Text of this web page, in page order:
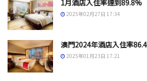
1月酒店入住率達到89.8%
2025年02月27日 17:34
澳門2024年酒店入住率
2025年01月23日 17:21